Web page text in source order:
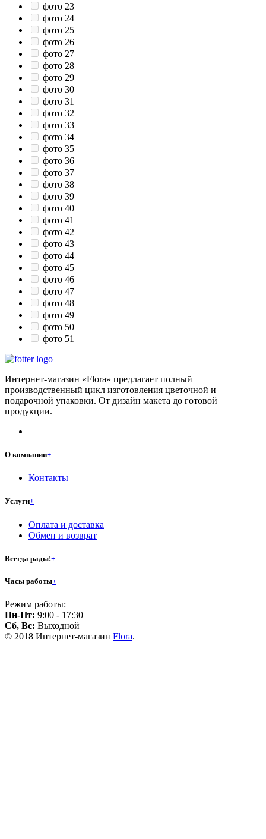
фото 23
фото 24
фото 25
фото 26
фото 27
фото 28
фото 29
фото 30
фото 31
фото 32
фото 33
фото 34
фото 35
фото 36
фото 37
фото 38
фото 39
фото 40
фото 41
фото 42
фото 43
фото 44
фото 45
фото 46
фото 47
фото 48
фото 49
фото 50
фото 51
Интернет-магазин «Flora» предлагает полный
производственный цикл изготовления цветочной и
подарочной упаковки. От дизайн макета до готовой
продукции.
О компании+
Контакты
Услуги+
Оплата и доставка
Обмен и возврат
Всегда рады!+
Часы работы+
Режим работы:
Пн-Пт: 9:00 - 17:30
Сб, Вс: Выходной
© 2018 Интернет-магазин Flora.